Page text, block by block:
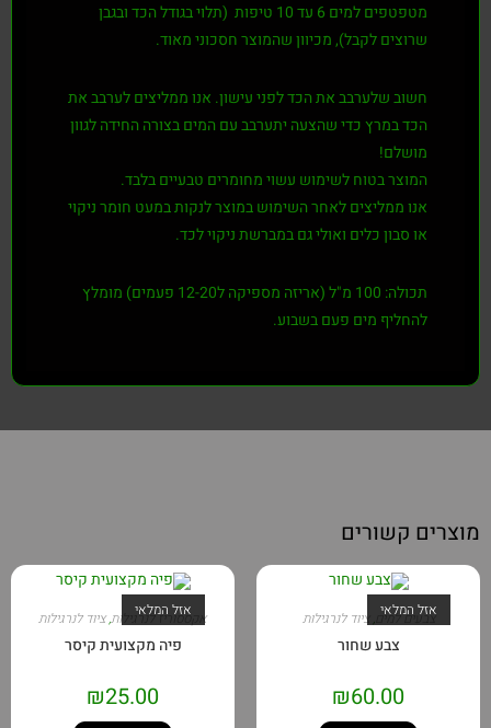
מטפטפים למים 6 עד 10 טיפות (תלוי בגודל הכד ובגבן
שרוצים לקבל), מכיוון שהמוצר חסכוני מאוד.
חשוב שלערבב את הכד לפני עישון. אנו ממליצים לערבב את
הכד במרץ כדי שהצעה יתערבב עם המים בצורה החידה לגוון
מושלם!
המוצר בטוח לשימוש עשוי מחומרים טבעיים בלבד.
אנו ממליצים לאחר השימוש במוצר לנקות במעט חומר ניקוי
או סבון כלים ואולי גם במברשת ניקוי לכד.
תכולה: 100 מ"ל (אריזה מספיקה ל12-20 פעמים)
מומלץ
להחליף מים פעם בשבוע.
מוצרים קשורים
אזל המלאי
צבעים למים, ציוד לנרגילות
צבע שחור
₪60.00
אזל המלאי
אקססוריז לנרגילות,ציוד לנרגילות
פיה מקצועית קיסר
₪25.00